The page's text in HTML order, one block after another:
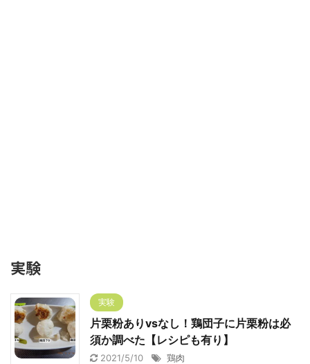
実験
実験
片栗粉ありvsなし！鶏団子に片栗粉は必
須か調べた【レシピも有り】
2021/5/10 鶏肉